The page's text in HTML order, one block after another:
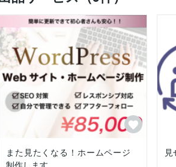
▷▶▷私のこと
2020年までは約7年間、アパレル販売員
2020年に再婚。主人のお子達も合わせ
高校受験、大学受験を経験することで、
校することを決意！！なんのスキルもな
▷▶▷得意なこと
アパレル販売や水商売で得た、老若男
なので、web制作印刷物制作を通じて
していただけると、とっても喜びます♪
また見たくなる！ホームページ